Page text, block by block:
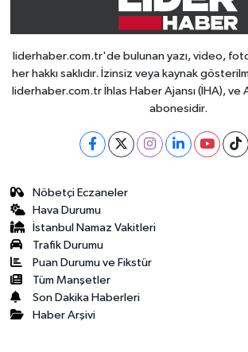
liderhaber.com.tr'de bulunan yazı, video,
her hakkı saklıdır. İzinsiz veya kaynak
liderhaber.com.tr İhlas Haber Ajansı (İHA), ve
abonesidir.
Nöbetçi Eczaneler
Hava Durumu
İstanbul Namaz Vakitleri
Trafik Durumu
Puan Durumu ve Fikstür
Tüm Manşetler
Son Dakika Haberleri
Haber Arşivi